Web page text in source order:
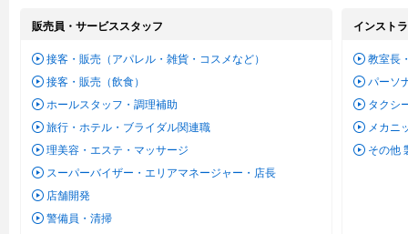
販売員・サービススタッフ
接客・販売（アパレル・雑貨・コスメなど）
接客・販売（飲食）
ホールスタッフ・調理補助
旅行・ホテル・ブライダル関連職
理美容・エステ・マッサージ
スーパーバイザー・エリアマネージャー・店長
店舗開発
警備員・清掃
インスト
教室長
パーソ
タクシ
メカニ
その他